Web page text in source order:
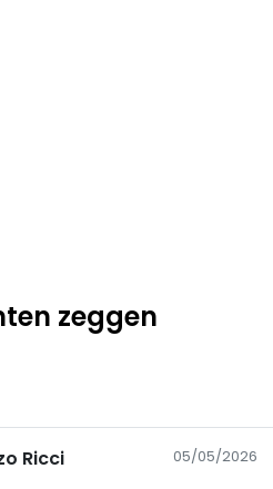
zeggen
Ricci 05/05/2026